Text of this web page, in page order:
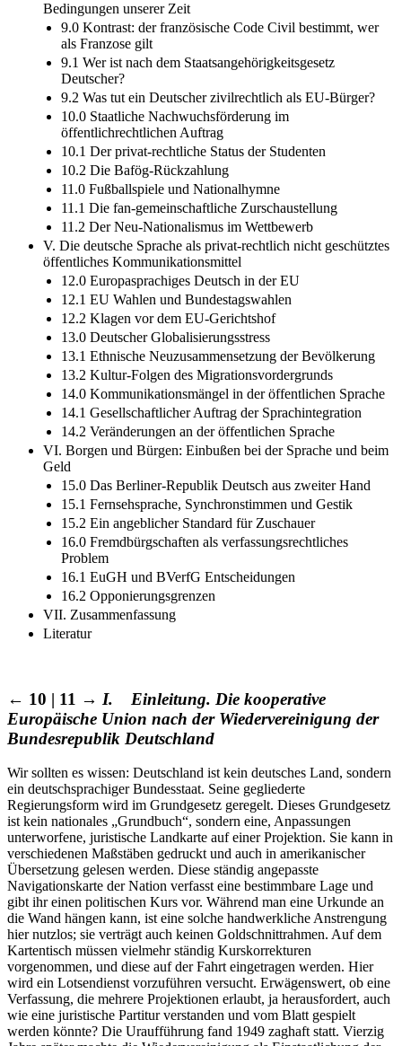
Bedingungen unserer Zeit
9.0 Kontrast: der französische Code Civil bestimmt, wer
als Franzose gilt
9.1 Wer ist nach dem Staatsangehörigkeitsgesetz
Deutscher?
9.2 Was tut ein Deutscher zivilrechtlich als EU-Bürger?
10.0 Staatliche Nachwuchsförderung im
öffentlichrechtlichen Auftrag
10.1 Der privat-rechtliche Status der Studenten
10.2 Die Bafög-Rückzahlung
11.0 Fußballspiele und Nationalhymne
11.1 Die fan-gemeinschaftliche Zurschaustellung
11.2 Der Neu-Nationalismus im Wettbewerb
V. Die deutsche Sprache als privat-rechtlich nicht geschütztes
öffentliches Kommunikationsmittel
12.0 Europasprachiges Deutsch in der EU
12.1 EU Wahlen und Bundestagswahlen
12.2 Klagen vor dem EU-Gerichtshof
13.0 Deutscher Globalisierungsstress
13.1 Ethnische Neuzusammensetzung der Bevölkerung
13.2 Kultur-Folgen des Migrationsvordergrunds
14.0 Kommunikationsmängel in der öffentlichen Sprache
14.1 Gesellschaftlicher Auftrag der Sprachintegration
14.2 Veränderungen an der öffentlichen Sprache
VI. Borgen und Bürgen: Einbußen bei der Sprache und beim
Geld
15.0 Das Berliner-Republik Deutsch aus zweiter Hand
15.1 Fernsehsprache, Synchronstimmen und Gestik
15.2 Ein angeblicher Standard für Zuschauer
16.0 Fremdbürgschaften als verfassungsrechtliches
Problem
16.1 EuGH und BVerfG Entscheidungen
16.2 Opponierungsgrenzen
VII. Zusammenfassung
Literatur
← 10 | 11 → I. Einleitung. Die kooperative
Europäische Union nach der Wiedervereinigung der
Bundesrepublik Deutschland
Wir sollten es wissen: Deutschland ist kein deutsches Land, sondern
ein deutschsprachiger Bundesstaat. Seine gegliederte
Regierungsform wird im Grundgesetz geregelt. Dieses Grundgesetz
ist kein nationales „Grundbuch“, sondern eine, Anpassungen
unterworfene, juristische Landkarte auf einer Projektion. Sie kann in
verschiedenen Maßstäben gedruckt und auch in amerikanischer
Übersetzung gelesen werden. Diese ständig angepasste
Navigationskarte der Nation verfasst eine bestimmbare Lage und
gibt ihr einen politischen Kurs vor. Während man eine Urkunde an
die Wand hängen kann, ist eine solche handwerkliche Anstrengung
hier nutzlos; sie verträgt auch keinen Goldschnittrahmen. Auf dem
Kartentisch müssen vielmehr ständig Kurskorrekturen
vorgenommen, und diese auf der Fahrt eingetragen werden. Hier
wird ein Lotsendienst vorzuführen versucht. Erwägenswert, ob eine
Verfassung, die mehrere Projektionen erlaubt, ja herausfordert, auch
wie eine juristische Partitur verstanden und vom Blatt gespielt
werden könnte? Die Uraufführung fand 1949 zaghaft statt. Vierzig